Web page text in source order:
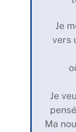
Je
vers
Je
Ma